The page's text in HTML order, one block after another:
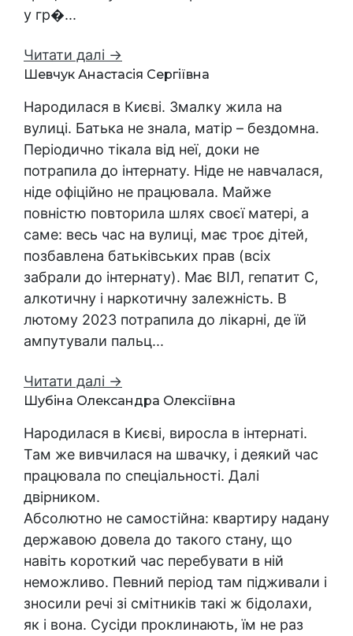
у гр�...
Читати далі →
Шевчук Анастасія Сергіївна
Народилася в Києві. Змалку жила на
вулиці. Батька не знала, матір – бездомна.
Періодично тікала від неї, доки не
потрапила до інтернату. Ніде не навчалася,
ніде офіційно не працювала. Майже
повністю повторила шлях своєї матері, а
саме: весь час на вулиці, має троє дітей,
позбавлена батьківських прав (всіх
забрали до інтернату). Має ВІЛ, гепатит С,
алкотичну і наркотичну залежність. В
лютому 2023 потрапила до лікарні, де їй
ампутували пальц...
Читати далі →
Шубіна Олександра Олексіївна
Народилася в Києві, виросла в інтернаті.
Там же вивчилася на швачку, і деякий час
працювала по спеціальності. Далі
двірником.
Абсолютно не самостійна: квартиру надану
державою довела до такого стану, що
навіть короткий час перебувати в ній
неможливо. Певний період там підживали і
зносили речі зі смітників такі ж бідолахи,
як і вона. Сусіди проклинають, їм не раз